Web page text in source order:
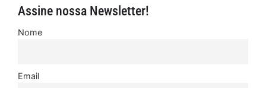
Assine nossa Newsletter!
Nome
Email